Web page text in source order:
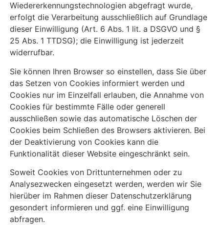
Wiedererkennungstechnologien abgefragt wurde,
erfolgt die Verarbeitung ausschließlich auf Grundlage
dieser Einwilligung (Art. 6 Abs. 1 lit. a DSGVO und §
25 Abs. 1 TTDSG); die Einwilligung ist jederzeit
widerrufbar.
Sie können Ihren Browser so einstellen, dass Sie über
das Setzen von Cookies informiert werden und
Cookies nur im Einzelfall erlauben, die Annahme von
Cookies für bestimmte Fälle oder generell
ausschließen sowie das automatische Löschen der
Cookies beim Schließen des Browsers aktivieren. Bei
der Deaktivierung von Cookies kann die
Funktionalität dieser Website eingeschränkt sein.
Soweit Cookies von Drittunternehmen oder zu
Analysezwecken eingesetzt werden, werden wir Sie
hierüber im Rahmen dieser Datenschutzerklärung
gesondert informieren und ggf. eine Einwilligung
abfragen.